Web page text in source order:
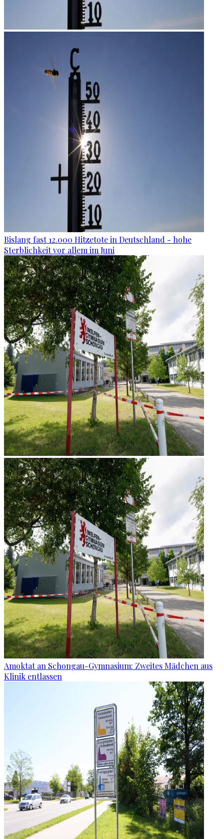
Bislang fast 12.000 Hitzetote in Deutschland - hohe
Sterblichkeit vor allem im Juni
Amoktat an Schongau-Gymnasium: Zweites Mädchen aus
Klinik entlassen